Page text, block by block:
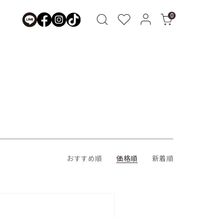
0
おすすめ順 価格順 新着順